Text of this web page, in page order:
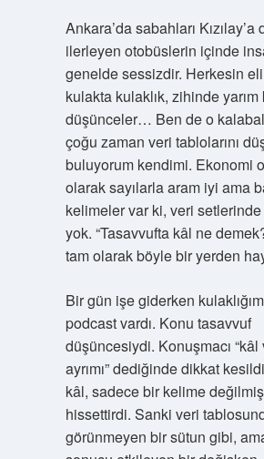
Ankara’da sabahları Kızılay’a
ilerleyen otobüslerin içinde
genelde sessizdir. Herkesin
kulakta kulaklık, zihinde yarım
düşünceler… Ben de o
çoğu zaman veri tablolarını
buluyorum kendimi. Ekonomi
olarak sayılarla aram iyi ama
kelimeler var ki, veri setlerinde
yok. “Tasavvufta kâl ne
tam olarak böyle bir yerden
Bir gün işe giderken
podcast vardı. Konu tasavvuf
düşüncesiydi. Konuşmacı “kâl
ayrımı” dediğinde dikkat
kâl, sadece bir kelime
hissettirdi. Sanki veri
görünmeyen bir sütun gibi,